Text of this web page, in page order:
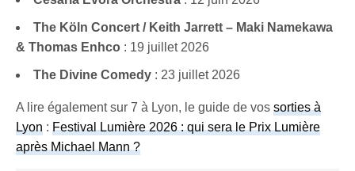
The Köln Concert / Keith Jarrett – Maki Namekawa
& Thomas Enhco : 19 juillet 2026
The Divine Comedy : 23 juillet 2026
A lire également sur 7 à Lyon, le guide de vossorties à
Lyon :Festival Lumière 2026 : qui sera le Prix Lumière
après Michael Mann ?